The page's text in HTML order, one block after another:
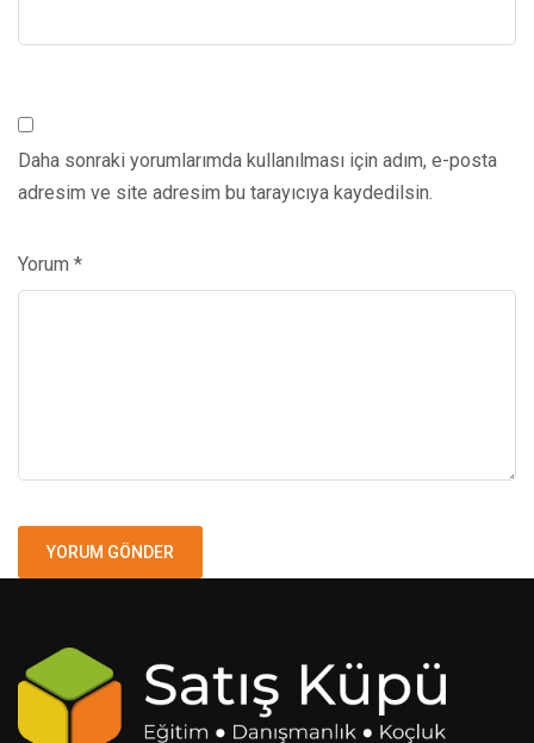
Daha sonraki yorumlarımda kullanılması için adım, e-posta
adresim ve site adresim bu tarayıcıya kaydedilsin.
Yorum *